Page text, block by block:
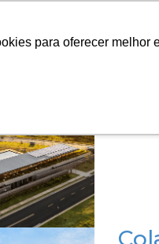
para oferecer melhor
ESTAR